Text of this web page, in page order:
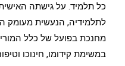
כל תלמיד. על גישתה
לתלמידיה, הנעשית מעומק
מחנכת בפועל של כלל
במשימת קידומו, חינוכו